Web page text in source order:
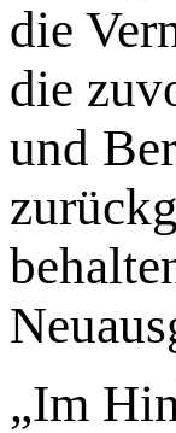
die
die
und
„Im